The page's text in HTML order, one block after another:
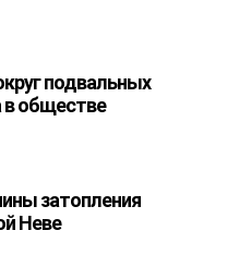
подвальных
в обществе
затопления
Неве